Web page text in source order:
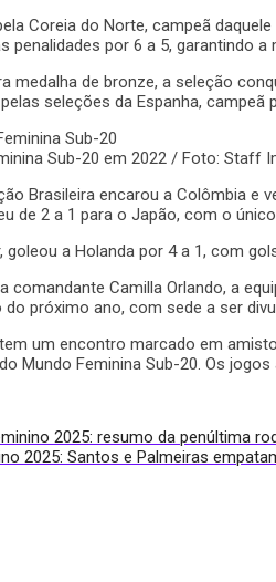
Coreia do Norte, campeã
penalidades por 6 a 5, garantindo a
medalha de bronze, a seleção
seleções da Espanha, campeã
Sub-20 em 2022 / Foto: Staff
Brasileira encarou a Colômbia e
de 2 a 1 para o Japão, com o
a Holanda por 4 a 1, com
comandante Camilla Orlando, a
próximo ano, com sede a ser
um encontro marcado em
Mundo Feminina Sub-20. Os
2025: resumo da penúltima
2025: Santos e Palmeiras